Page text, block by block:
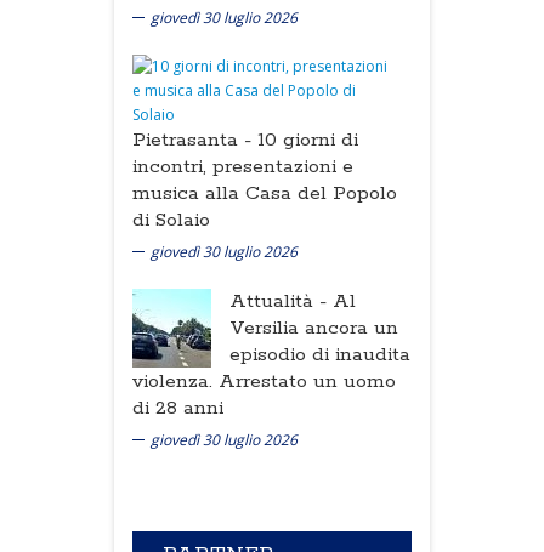
giovedì 30 luglio 2026
Pietrasanta - 10 giorni di
incontri, presentazioni e
musica alla Casa del Popolo
di Solaio
giovedì 30 luglio 2026
Attualità - Al
Versilia ancora un
episodio di inaudita
violenza. Arrestato un uomo
di 28 anni
giovedì 30 luglio 2026